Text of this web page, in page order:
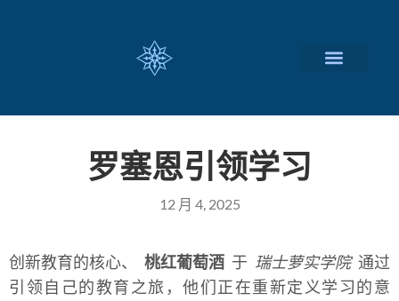
罗塞恩引领学习
12 月 4, 2025
创新教育的核心、 桃红葡萄酒 于 瑞士萝实学院 通过
引领自己的教育之旅，他们正在重新定义学习的意